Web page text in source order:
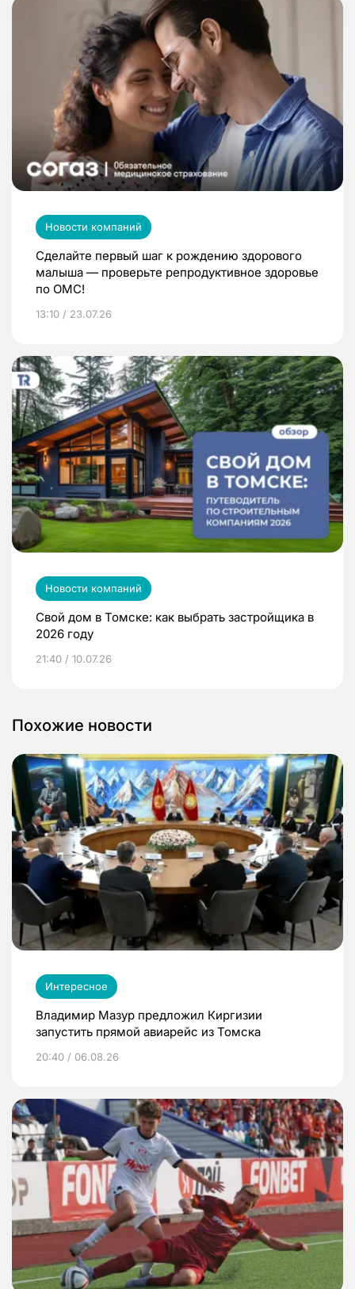
Новости компаний
Сделайте первый шаг к рождению здорового
малыша — проверьте репродуктивное здоровье
по ОМС!
13:10 / 23.07.26
Новости компаний
Свой дом в Томске: как выбрать застройщика в
2026 году
21:40 / 10.07.26
Похожие новости
Интересное
Владимир Мазур предложил Киргизии
запустить прямой авиарейс из Томска
20:40 / 06.08.26